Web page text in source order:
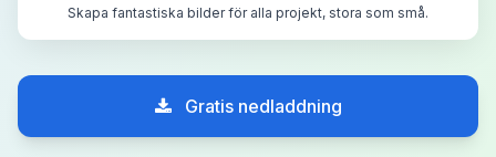
Skapa fantastiska bilder för alla projekt, stora som små.
Gratis nedladdning